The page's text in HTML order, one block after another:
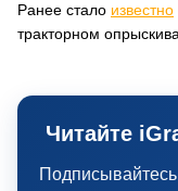
Ранее стало известно
тракторном
Читайте